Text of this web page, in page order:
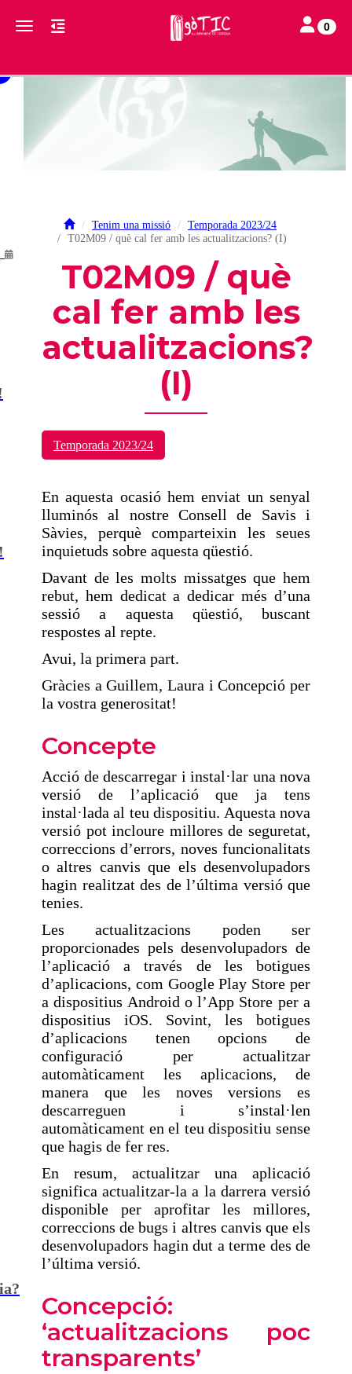
Toggle navigation Toggle
0
Tenim una missió
Temporada 2023/24
T02M09 / què cal fer amb les actualitzacions? (I)
T02M09 / què
cal fer amb les
actualitzacions?
(I)
Temporada 2023/24
En aquesta ocasió hem enviat un senyal
lluminós al nostre Consell de Savis i
Sàvies, perquè comparteixin les seues
inquietuds sobre aquesta qüestió.
Davant de les molts missatges que hem
rebut, hem dedicat a dedicar més d’una
sessió a aquesta qüestió, buscant
respostes al repte.
Avui, la primera part.
Gràcies a Guillem, Laura i Concepció per
la vostra generositat!
Concepte
Acció de descarregar i instal·lar una nova
versió de l’aplicació que ja tens
instal·lada al teu dispositiu. Aquesta nova
versió pot incloure millores de seguretat,
correccions d’errors, noves funcionalitats
o altres canvis que els desenvolupadors
hagin realitzat des de l’última versió que
tenies.
Les actualitzacions poden ser
proporcionades pels desenvolupadors de
l’aplicació a través de les botigues
d’aplicacions, com Google Play Store per
a dispositius Android o l’App Store per a
dispositius iOS. Sovint, les botigues
d’aplicacions tenen opcions de
configuració per actualitzar
automàticament les aplicacions, de
manera que les noves versions es
descarreguen i s’instal·len
automàticament en el teu dispositiu sense
que hagis de fer res.
En resum, actualitzar una aplicació
significa actualitzar-la a la darrera versió
disponible per aprofitar les millores,
correccions de bugs i altres canvis que els
desenvolupadors hagin dut a terme des de
l’última versió.
Concepció:
‘actualitzacions poc
transparents’